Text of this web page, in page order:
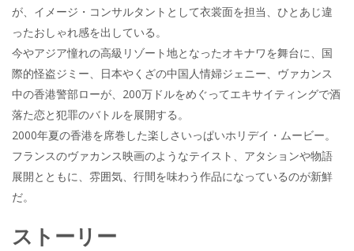
が、イメージ・コンサルタントとして衣裳面を担当、ひとあじ違
ったおしゃれ感を出している。
今やアジア憧れの高級リゾート地となったオキナワを舞台に、国
際的怪盗ジミー、日本やくざの中国人情婦ジェニー、ヴァカンス
中の香港警部ローが、200万ドルをめぐってエキサイティングで酒
落た恋と犯罪のバトルを展開する。
2000年夏の香港を席巻した楽しさいっぱいホリデイ・ムービー。
フランスのヴァカンス映画のようなテイスト、アタションや物語
展開とともに、雰囲気、行間を味わう作品になっているのが新鮮
だ。
ストーリー